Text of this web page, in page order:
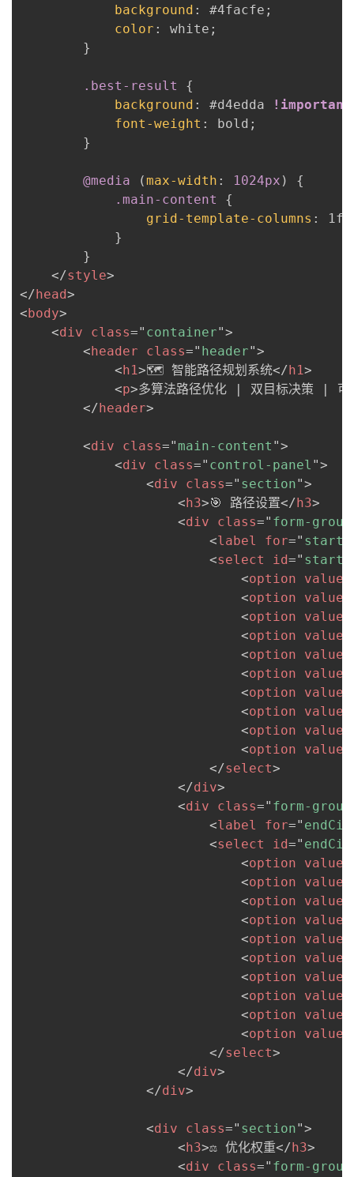
background : #4facfe ;
color : white ;
}
.best-result
{
background : #d4edda !important
font-weight : bold ;
}
@media (max-width : 1024px )
{
.main-content
{
grid-template-columns : 1fr
}
}
</style>
</head>
<body>
<div class=" container">
<header class=" header">
<h1>🗺️ 智能路径规划系统</h1>
<p>多算法路径优化 | 双目标决策 | 可
</header>
<div class=" main-content ">
<div class=" control-panel ">
<div class=" section">
<h3>🎯 路径设置</h3>
<div class=" form-group
<label for="
<select id="
<option value
<option value
<option value
<option value
<option value
<option value
<option value
<option value
<option value
<option value
</select>
</div>
<div class=" form-group
<label for="
<select id="
<option value
<option value
<option value
<option value
<option value
<option value
<option value
<option value
<option value
<option value
</select>
</div>
</div>
<div class=" section">
<h3>⚖️ 优化权重</h3>
<div class=" form-group